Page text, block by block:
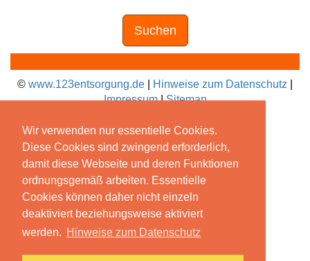
Wir verwenden nur essentielle Cookies.
Diese Cookies sind zwingend erforderlich,
damit diese Webseite und deren Funktionen
ordnungsgemäß arbeiten. Essentielle
Cookies können daher nicht einzeln
deaktiviert beziehungsweise aktiviert
werden. Hinweise zum Datenschutz
Suchen
© www.123entsorgung.de Hinweise zum Datenschutz
Impressum|Sitemap